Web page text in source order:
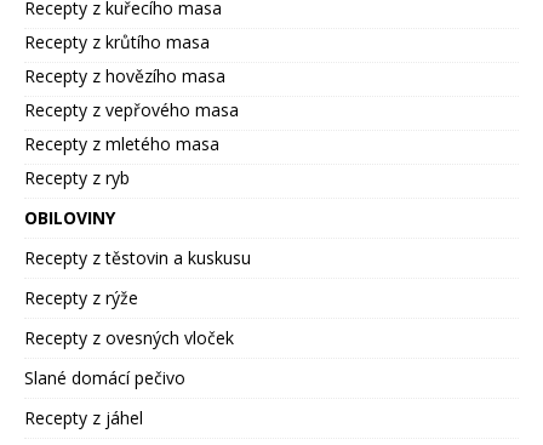
Recepty z kuřecího masa
Recepty z krůtího masa
Recepty z hovězího masa
Recepty z vepřového masa
Recepty z mletého masa
Recepty z ryb
OBILOVINY
Recepty z těstovin a kuskusu
Recepty z rýže
Recepty z ovesných vloček
Slané domácí pečivo
Recepty z jáhel